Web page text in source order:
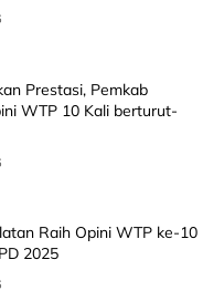
Prestasi, Pemkab
WTP 10 Kali berturut-
Raih Opini WTP ke-10
2025